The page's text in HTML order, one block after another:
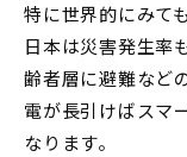
特に世界的にみて
日本は災害発生率
齢者層に避難など
電が長引けばスマ
なります。